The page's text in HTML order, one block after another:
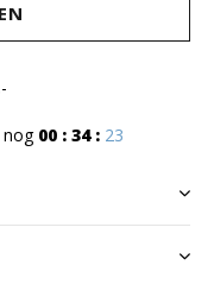
nog 00 : 34 : 22